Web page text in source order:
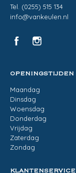
Tel. (0255) 515 134
info@vankeulen.nl
OPENINGSTIJDEN
Maandag
Dinsdag
Woensdag
Donderdag
Vrijdag
Zaterdag
Zondag
KLANTENSERVICE